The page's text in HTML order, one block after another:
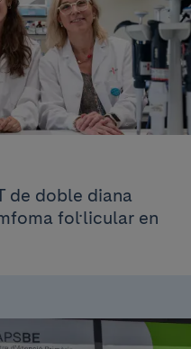
de doble diana
fol·licular en